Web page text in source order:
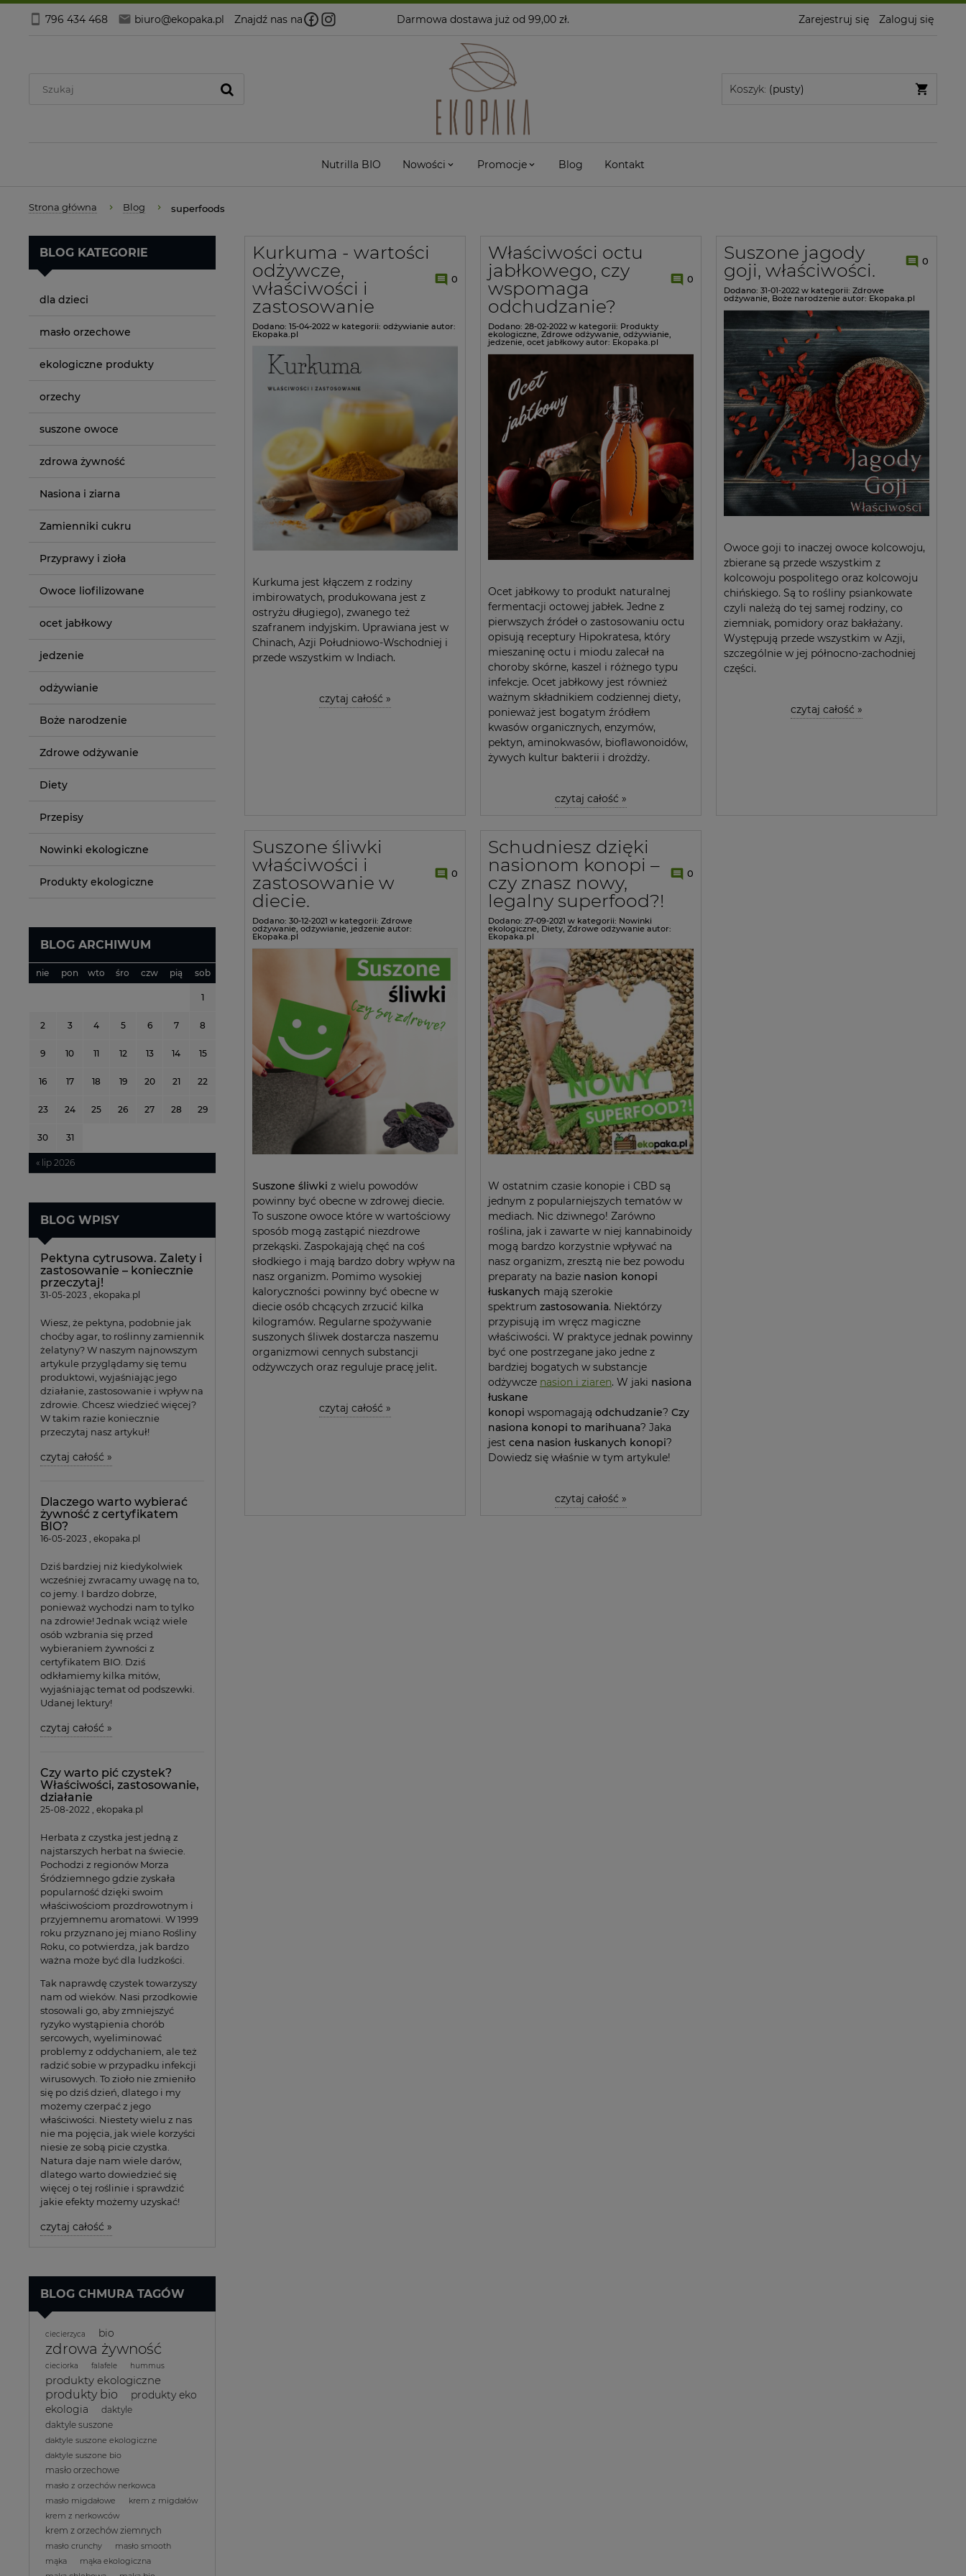
796 434 468 biuro@ekopaka.pl Znajdź nas na Darmowa dostawa już od 99,00 zł. Zarejestruj się Zaloguj się
Koszyk: (pusty)
Nutrilla BIO Nowości Promocje Blog Kontakt
Strona główna Blog superfoods
BLOG KATEGORIE
dla dzieci
masło orzechowe
ekologiczne produkty
orzechy
suszone owoce
zdrowa żywność
Nasiona i ziarna
Zamienniki cukru
Przyprawy i zioła
Owoce liofilizowane
ocet jabłkowy
jedzenie
odżywianie
Boże narodzenie
Zdrowe odżywanie
Diety
Przepisy
Nowinki ekologiczne
Produkty ekologiczne
BLOG ARCHIWUM
nie pon wto śro czw pią sob
1
2 3 4 5 6 7 8
9 10 11 12 13 14 15
16 17 18 19 20 21 22
23 24 25 26 27 28 29
30 31
« lip 2026
BLOG WPISY
Pektyna cytrusowa. Zalety i
zastosowanie – koniecznie
przeczytaj!
31-05-2023 , ekopaka.pl
Wiesz, że pektyna, podobnie jak
choćby agar, to roślinny zamiennik
żelatyny? W naszym najnowszym
artykule przyglądamy się temu
produktowi, wyjaśniając jego
działanie, zastosowanie i wpływ na
zdrowie. Chcesz wiedzieć więcej?
W takim razie koniecznie
przeczytaj nasz artykuł!
czytaj całość »
Dlaczego warto wybierać
żywność z certyfikatem
BIO?
16-05-2023 , ekopaka.pl
Dziś bardziej niż kiedykolwiek
wcześniej zwracamy uwagę na to,
co jemy. I bardzo dobrze,
ponieważ wychodzi nam to tylko
na zdrowie! Jednak wciąż wiele
osób wzbrania się przed
wybieraniem żywności z
certyfikatem BIO. Dziś
odkłamiemy kilka mitów,
wyjaśniając temat od podszewki.
Udanej lektury!
czytaj całość »
Czy warto pić czystek?
Właściwości, zastosowanie,
działanie
25-08-2022 , ekopaka.pl
Herbata z czystka jest jedną z
najstarszych herbat na świecie.
Pochodzi z regionów Morza
Śródziemnego gdzie zyskała
popularność dzięki swoim
właściwościom prozdrowotnym i
przyjemnemu aromatowi. W 1999
roku przyznano jej miano Rośliny
Roku, co potwierdza, jak bardzo
ważna może być dla ludzkości.
Tak naprawdę czystek towarzyszy
nam od wieków. Nasi przodkowie
stosowali go, aby zmniejszyć
ryzyko wystąpienia chorób
sercowych, wyeliminować
problemy z oddychaniem, ale też
radzić sobie w przypadku infekcji
wirusowych. To zioło nie zmieniło
się po dziś dzień, dlatego i my
możemy czerpać z jego
właściwości. Niestety wielu z nas
nie ma pojęcia, jak wiele korzyści
niesie ze sobą picie czystka.
Natura daje nam wiele darów,
dlatego warto dowiedzieć się
więcej o tej roślinie i sprawdzić
jakie efekty możemy uzyskać!
czytaj całość »
BLOG CHMURA TAGÓW
ciecierzyca bio
zdrowa żywność
cieciorka falafele hummus
produkty ekologiczne
produkty bio
produkty eko
ekologia
daktyle
daktyle suszone
daktyle suszone ekologiczne
daktyle suszone bio
masło orzechowe
masło z orzechów nerkowca
masło migdałowe
krem z migdałów
krem z nerkowców
krem z orzechów ziemnych
masło crunchy
masło smooth
mąka
mąka ekologiczna
Kurkuma - wartości
odżywcze,
właściwości i
zastosowanie
0
Dodano: 15-04-2022 w kategorii: odżywianie autor:
Ekopaka.pl
Kurkuma jest kłączem z rodziny
imbirowatych, produkowana jest z
ostryżu długiego), zwanego też
szafranem indyjskim. Uprawiana jest w
Chinach, Azji Południowo-Wschodniej i
przede wszystkim w Indiach.
czytaj całość »
Właściwości octu
jabłkowego, czy
wspomaga
odchudzanie?
0
Dodano: 28-02-2022w kategorii: Produkty
ekologiczne, Zdrowe odżywanie, odżywianie,
jedzenie, ocet jabłkowyautor: Ekopaka.pl
Ocet jabłkowy to produkt naturalnej
fermentacji octowej jabłek. Jedne z
pierwszych źródeł o zastosowaniu octu
opisują receptury Hipokratesa, który
mieszaninę octu i miodu zalecał na
choroby skórne, kaszel i różnego typu
infekcje. Ocet jabłkowy jest również
ważnym składnikiem codziennej diety,
ponieważ jest bogatym źródłem
kwasów organicznych, enzymów,
pektyn, aminokwasów, bioflawonoidów,
żywych kultur bakterii i drożdży.
czytaj całość »
Suszone jagody
goji, właściwości.
0
Dodano: 31-01-2022w kategorii: Zdrowe
odżywanie, Boże narodzenieautor: Ekopaka.pl
Owoce goji to inaczej owoce kolcowoju,
zbierane są przede wszystkim z
kolcowoju pospolitego oraz kolcowoju
chińskiego. Są to rośliny psiankowate
czyli należą do tej samej rodziny, co
ziemniak, pomidory oraz bakłażany.
Występują przede wszystkim w Azji,
szczególnie w jej północno-zachodniej
części.
czytaj całość »
Suszone śliwki
właściwości i
zastosowanie w
diecie.
0
Dodano: 30-12-2021 w kategorii: Zdrowe
odżywanie odżywianie jedzenie autor:
Ekopaka.pl
Suszone śliwki z wielu powodów
powinny być obecne w zdrowej diecie.
To suszone owoce które w wartościowy
sposób mogą zastąpić niezdrowe
przekąski. Zaspokajają chęć na coś
słodkiego i mają bardzo dobry wpływ na
nasz organizm. Pomimo wysokiej
kaloryczności powinny być obecne w
diecie osób chcących zrzucić kilka
kilogramów. Regularne spożywanie
suszonych śliwek dostarcza naszemu
organizmowi cennych substancji
odżywczych oraz reguluje pracę jelit.
czytaj całość »
Schudniesz dzięki
nasionom konopi –
czy znasz nowy,
legalny superfood?!
0
Dodano: 27-09-2021 w kategorii: Nowinki
ekologiczne, Diety, Zdrowe odżywanieautor:
Ekopaka.pl
W ostatnim czasie konopie i CBD są
jednym z popularniejszych tematów w
mediach. Nic dziwnego! Zarówno
roślina, jak i zawarte w niej kannabinoidy
mogą bardzo korzystnie wpływać na
nasz organizm, zresztą nie bez powodu
preparaty na bazie nasion konopi
łuskanych mają szerokie
spektrum zastosowania. Niektórzy
przypisują im wręcz magiczne
właściwości. W praktyce jednak powinny
być one postrzegane jako jedne z
bardziej bogatych w substancje
odżywcze nasion i ziaren. W jaki nasiona
łuskane
konopi wspomagają odchudzanie? Czy
nasiona konopi to marihuana? Jaka
jest cena nasion łuskanych konopi?
Dowiedz się właśnie w tym artykule!
czytaj całość »